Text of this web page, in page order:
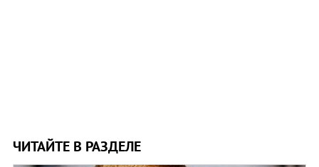
ЧИТАЙТЕ В РАЗДЕЛЕ